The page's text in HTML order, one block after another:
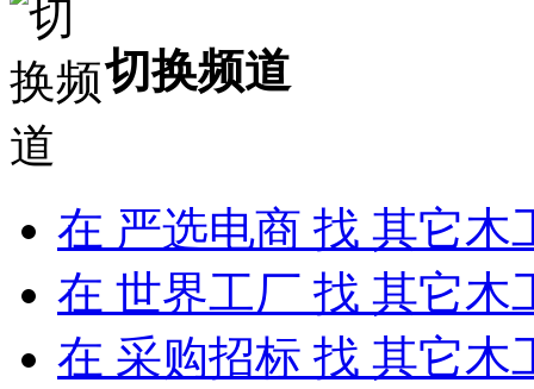
切换频道
在 严选电商 找 其它木
在 世界工厂 找 其它木
在 采购招标 找 其它木